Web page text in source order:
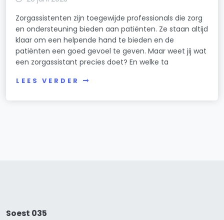
Zorgassistenten zijn toegewijde professionals die zorg
en ondersteuning bieden aan patiënten. Ze staan altijd
klaar om een helpende hand te bieden en de
patiënten een goed gevoel te geven. Maar weet jij wat
een zorgassistant precies doet? En welke ta
LEES VERDER
Soest 035